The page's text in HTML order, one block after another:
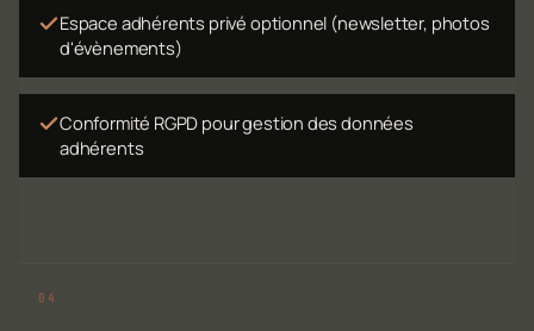
Espace adhérents privé optionnel (newsletter, photos
d'évènements)
Conformité RGPD pour gestion des données
adhérents